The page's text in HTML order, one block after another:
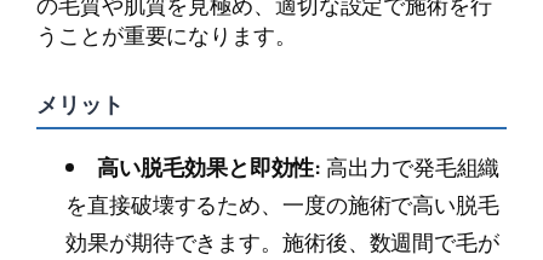
うことが重要になります。
メリット
高い脱毛効果と即効性:高出力で発毛組織
を直接破壊するため、一度の施術で高い脱毛
効果が期待できます。施術後、数週間で毛が